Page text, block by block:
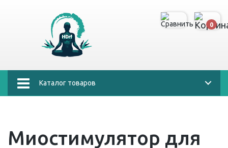
0
Каталог товаров
Миостимулятор для